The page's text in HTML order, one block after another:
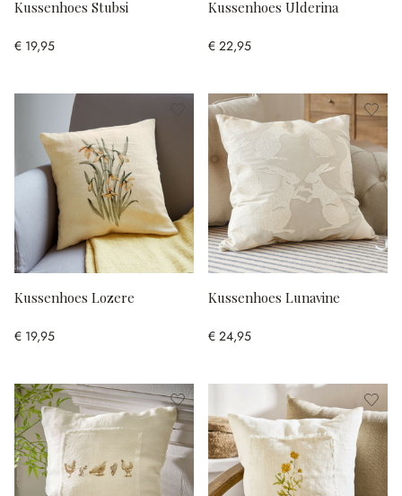
Kussenhoes Stubsi
€ 19,95
Kussenhoes Ulderina
€ 22,95
Kussenhoes Lozere
€ 19,95
Kussenhoes Lunavine
€ 24,95